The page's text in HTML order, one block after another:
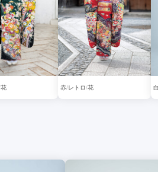
花 赤 レトロ 花 白